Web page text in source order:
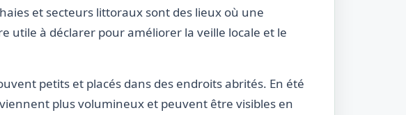
et secteurs littoraux sont des lieux où une
utile à déclarer pour améliorer la veille locale et le
petits et placés dans des endroits abrités. En été
plus volumineux et peuvent être visibles en